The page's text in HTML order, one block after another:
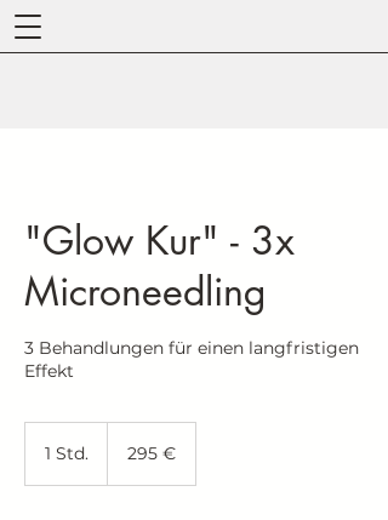
"Glow Kur" - 3x
Microneedling
3 Behandlungen für einen langfristigen
Effekt
1 Std. 295 €